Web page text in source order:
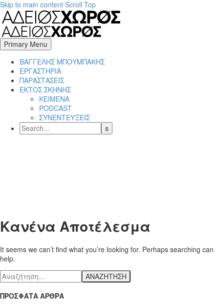
Skip to main content Scroll Top
Primary Menu
BΑΓΓΕΛΗΣ ΜΠΟΥΜΠΑΚΗΣ
ΕΡΓΑΣΤΗΡΙΑ
ΠΑΡΑΣΤΑΣΕΙΣ
ΕΚΤΟΣ ΣΚΗΝΗΣ
ΚΕΙΜΕΝΑ
PODCAST
ΣΥΝΕΝΤΕΥΞΕΙΣ
Κανένα Αποτέλεσμα
It seems we can’t find what you’re looking for. Perhaps searching can
help.
ΑΝΑΖΗΤΗΣΗ
ΠΡΟΣΦΑΤΑ ΑΡΘΡΑ